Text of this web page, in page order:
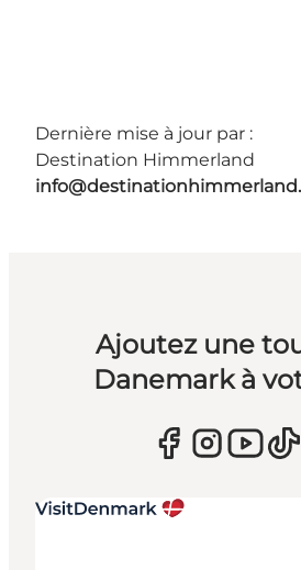
Dernière mise à jour par :
Destination Himmerland
Ajoutez une
Danemark à